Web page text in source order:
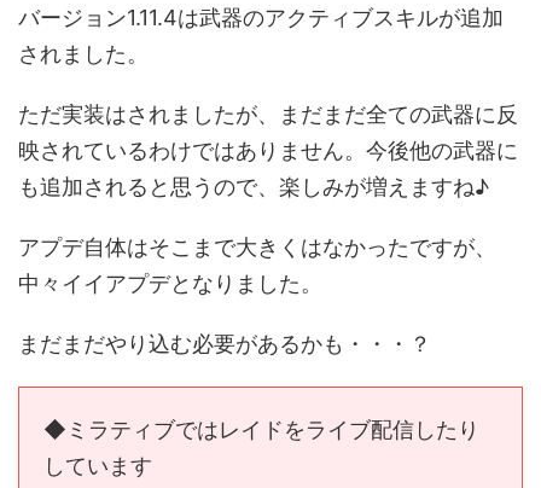
バージョン1.11.4は武器のアクティブスキルが追加
されました。
ただ実装はされましたが、まだまだ全ての武器に反
映されているわけではありません。今後他の武器に
も追加されると思うので、楽しみが増えますね♪
アプデ自体はそこまで大きくはなかったですが、
中々イイアプデとなりました。
まだまだやり込む必要があるかも・・・？
◆ミラティブではレイドをライブ配信したり
しています